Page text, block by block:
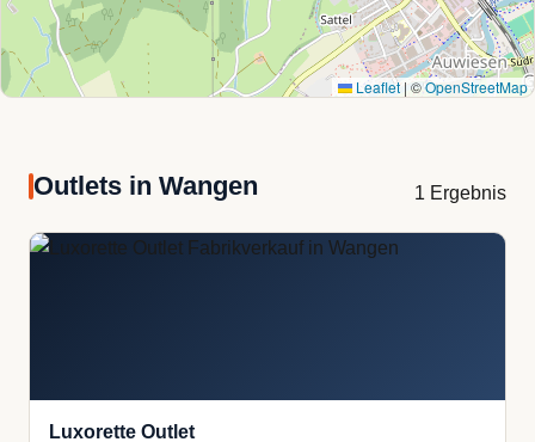
Leaflet | ©OpenStreetMap
Outlets in Wangen 1 Ergebnis
Luxorette Outlet